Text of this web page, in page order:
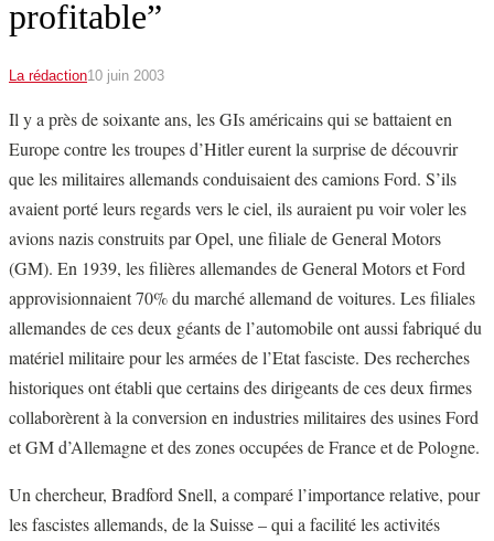
profitable”
La rédaction10 juin 2003
Il y a près de soixante ans, les GIs américains qui se battaient en
Europe contre les troupes d’Hitler eurent la surprise de découvrir
que les militaires allemands conduisaient des camions Ford. S’ils
avaient porté leurs regards vers le ciel, ils auraient pu voir voler les
avions nazis construits par Opel, une filiale de General Motors
(GM). En 1939, les filières allemandes de General Motors et Ford
approvisionnaient 70% du marché allemand de voitures. Les filiales
allemandes de ces deux géants de l’automobile ont aussi fabriqué du
matériel militaire pour les armées de l’Etat fasciste. Des recherches
historiques ont établi que certains des dirigeants de ces deux firmes
collaborèrent à la conversion en industries militaires des usines Ford
et GM d’Allemagne et des zones occupées de France et de Pologne.
Un chercheur, Bradford Snell, a comparé l’importance relative, pour
les fascistes allemands, de la Suisse – qui a facilité les activités